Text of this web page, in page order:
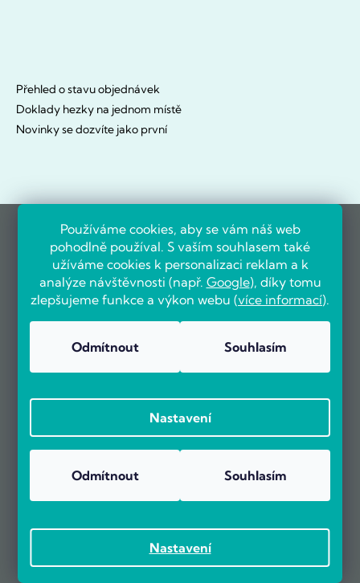
Používáme cookies, aby se vám náš web
pohodlně používal. S vaším souhlasem také
užíváme cookies k personalizaci reklam a k
analýze návštěvnosti (např. Google), díky tomu
zlepšujeme funkce a výkon webu (více informací).
Nastavení
Odmítnout Souhlasím
Nastavení
Odmítnout Souhlasím
Přehled o stavu objednávek
Doklady hezky na jednom místě
Novinky se dozvíte jako první
OVĚŘENO ZÁKAZNÍKY
Už více než 5000 zákazníků nás doporučuje na základě recenzí
na portálu Heureka.cz.
Recenze zákazníků z Heureky